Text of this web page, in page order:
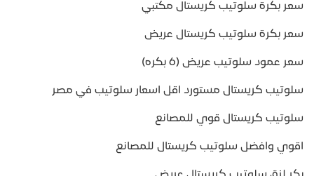
سعر بكرة سلوتيب كريستال مكتبي
سعر بكرة سلوتيب كريستال عريض
سعر عمود سلوتيب عريض (6 بكره)
سلوتيب كريستال مستورد اقل اسعار سلوتيب في مصر
سلوتيب كريستال قوي للمصانع
اقوي وافضل سلوتيب كريستال للمصانع